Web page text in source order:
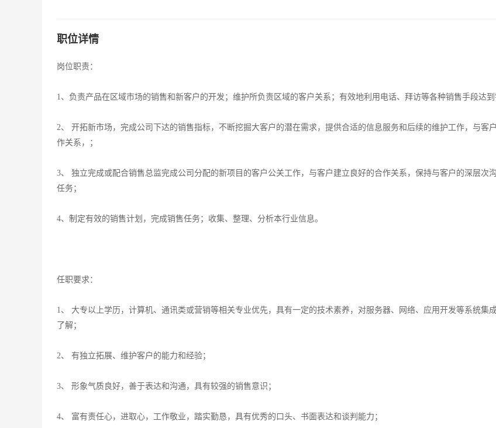
职位详情
岗位职责：
1、负责产品在区域市场的销售和新客户的开发；维护所负责区域的客户关系；有效地利用电话、拜访等各种销售手段达到
2、 开拓新市场，完成公司下达的销售指标，不断挖掘大客户的潜在需求，提供合适的信息服务和后续的维护工作，与客
作关系，；
3、 独立完成或配合销售总监完成公司分配的新项目的客户公关工作，与客户建立良好的合作关系，保持与客户的深层次
任务；
4、制定有效的销售计划，完成销售任务；收集、整理、分析本行业信息。
任职要求：
1、 大专以上学历，计算机、通讯类或营销等相关专业优先，具有一定的技术素养，对服务器、网络、应用开发等系统集
了解；
2、 有独立拓展、维护客户的能力和经验；
3、 形象气质良好，善于表达和沟通，具有较强的销售意识；
4、 富有责任心，进取心，工作敬业，踏实勤恳，具有优秀的口头、书面表达和谈判能力；